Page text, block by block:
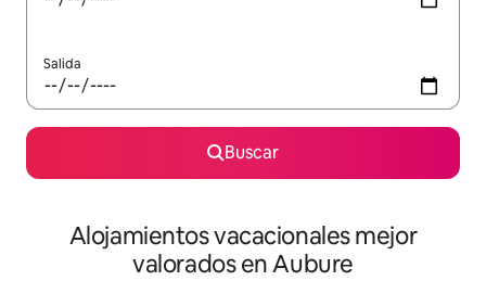
Salida
Buscar
Alojamientos vacacionales mejor
valorados en Aubure